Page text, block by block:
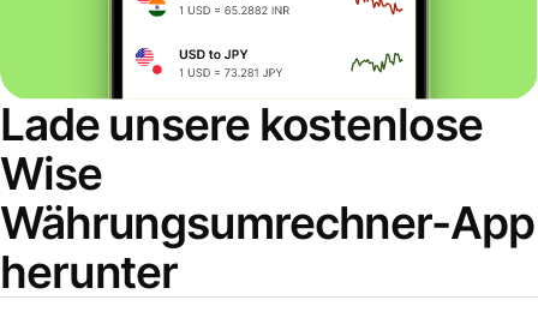
Lade unsere kostenlose
Wise
Währungsumrechner-App
herunter